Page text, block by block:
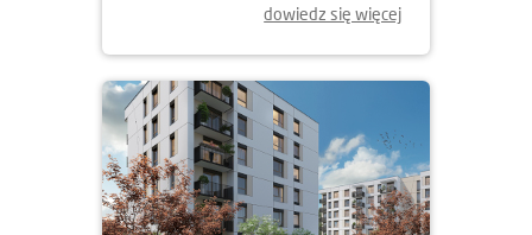
dowiedz się więcej